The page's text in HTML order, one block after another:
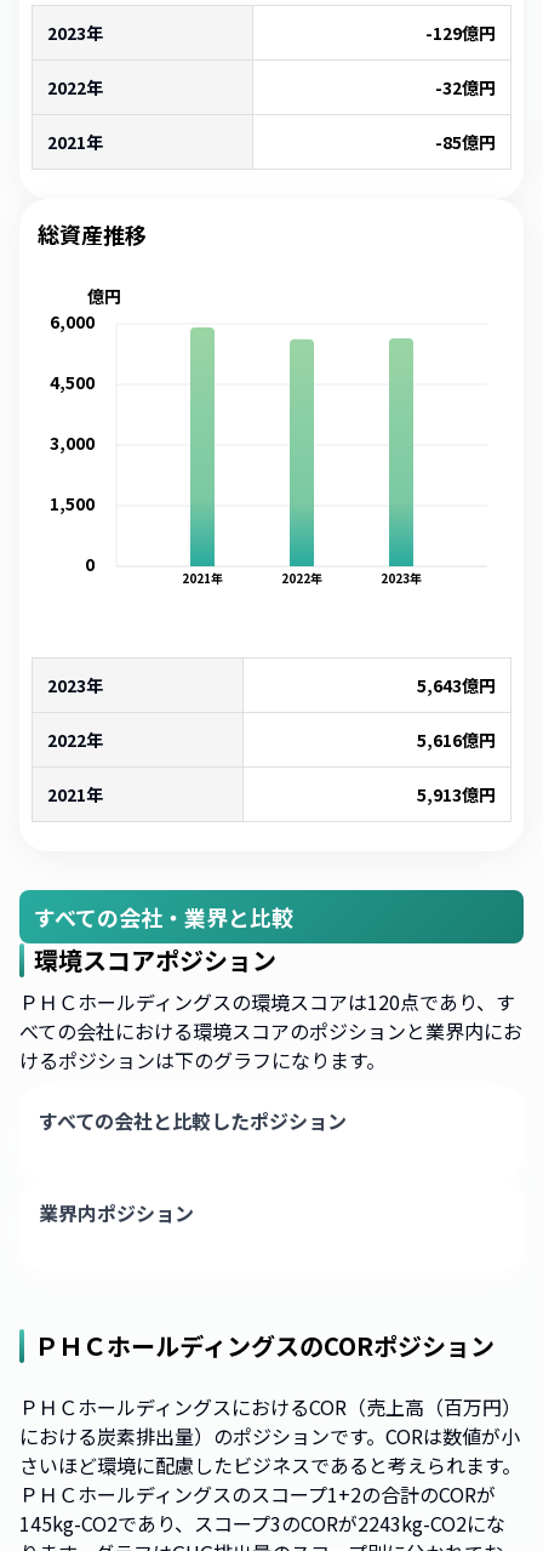
2023年 -129億円
2022年 -32億円
2021年 -85億円
総資産推移
2021年 2022年 2023年
0
1,500
3,000
4,500
6,000
億円
2023年 5,643億円
2022年 5,616億円
2021年 5,913億円
すべての会社・業界と比較
環境スコアポジション
ＰＨＣホールディングスの環境スコアは120点であり、す
べての会社における環境スコアのポジションと業界内にお
けるポジションは下のグラフになります。
すべての会社と比較したポジション
業界内ポジション
ＰＨＣホールディングスのCORポジション
ＰＨＣホールディングスにおけるCOR（売上高（百万円）
における炭素排出量）のポジションです。CORは数値が小
さいほど環境に配慮したビジネスであると考えられます。
ＰＨＣホールディングスのスコープ1+2の合計のCORが
145kg-CO2であり、スコープ3のCORが2243kg-CO2にな